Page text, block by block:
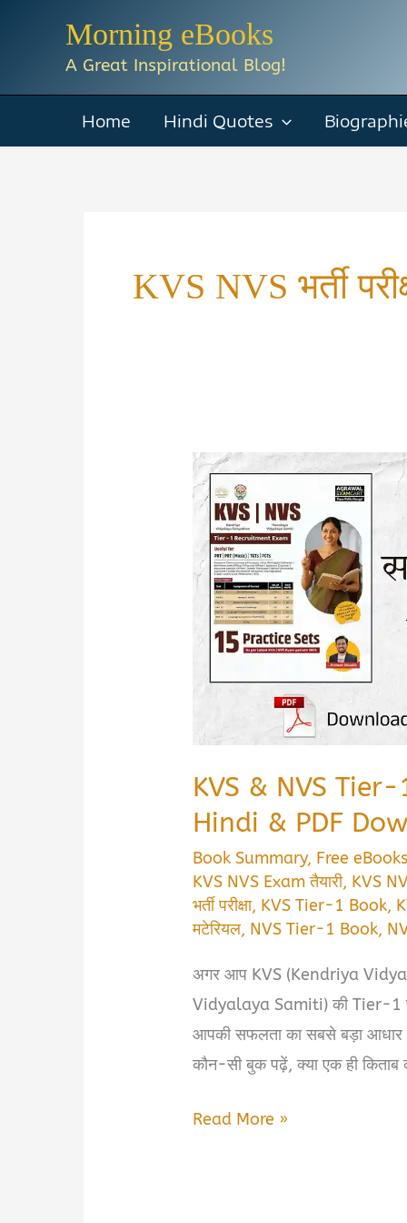
Morning eBooks
A Great Inspirational Blog!
Home Hindi Quotes
KVS NVS भर्ती
KVS & NVS
Hindi & PDF
Book Summary, Free eBooks
KVS NVS Exam तैयारी, KVS
भर्ती परीक्षा, KVS Tier-1 Book,
मटेरियल, NVS Tier-1 Book,
अगर आप KVS (Kendriya
Vidyalaya Samiti) की Tier-1
आपकी सफलता का सबसे बड़ा
कौन-सी बुक पढ़ें, क्या एक ही
KVS
Read More »